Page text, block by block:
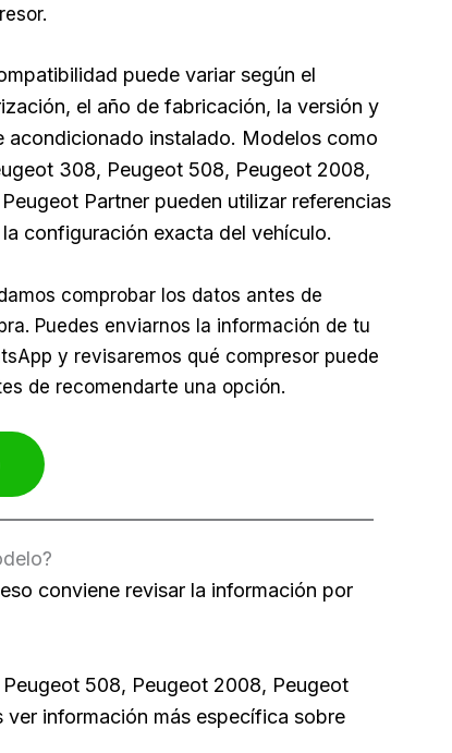
puede variar según el
el año de fabricación, la versión y
acondicionado instalado. Modelos como
308, Peugeot 508, Peugeot 2008,
Partner pueden utilizar referencias
configuración exacta del vehículo.
comprobar los datos antes de
Puedes enviarnos la información de tu
y revisaremos qué compresor puede
de recomendarte una opción.
conviene revisar la información por
508, Peugeot 2008, Peugeot
información más específica sobre